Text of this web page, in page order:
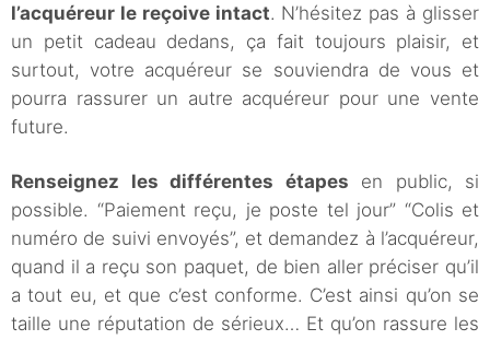
l’acquéreur le reçoive intact. N’hésitez pas à glisser
un petit cadeau dedans, ça fait toujours plaisir, et
surtout, votre acquéreur se souviendra de vous et
pourra rassurer un autre acquéreur pour une vente
future.
Renseignez les différentes étapes en public, si
possible. “Paiement reçu, je poste tel jour” “Colis et
numéro de suivi envoyés”, et demandez à l’acquéreur,
quand il a reçu son paquet, de bien aller préciser qu’il
a tout eu, et que c’est conforme. C’est ainsi qu’on se
taille une réputation de sérieux… Et qu’on rassure les